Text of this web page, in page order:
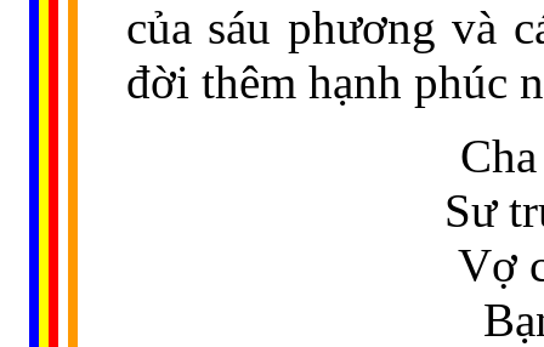
của sáu phương và
đời thêm hạnh phúc
Sư
Vợ